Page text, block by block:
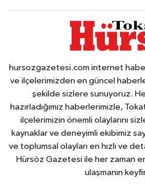
hursozgazetesi.com internet
ve ilçelerimizden en güncel
şekilde sizlere sunuyoruz.
hazırladığımız haberlerimizle,
ilçelerimizin önemli olaylarını
kaynaklar ve deneyimli ekibimiz
ve toplumsal olayları en hızlı ve
Hürsöz Gazetesi ile her zaman
ulaşmanın